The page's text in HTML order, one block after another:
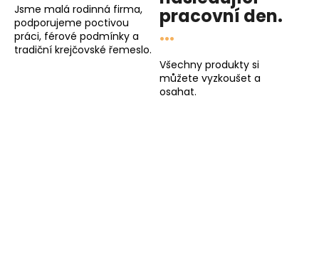
Jsme malá rodinná firma,
podporujeme poctivou
práci, férové podmínky a
tradiční krejčovské řemeslo.
pracovní den.
...
Všechny produkty si
můžete vyzkoušet a
osahat.